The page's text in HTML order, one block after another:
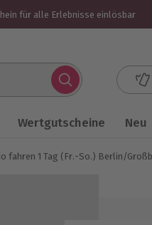
für alle Erlebnisse einlösbar
Wertgutscheine Neu
fahren 1 Tag (Fr.-So.) Berlin/